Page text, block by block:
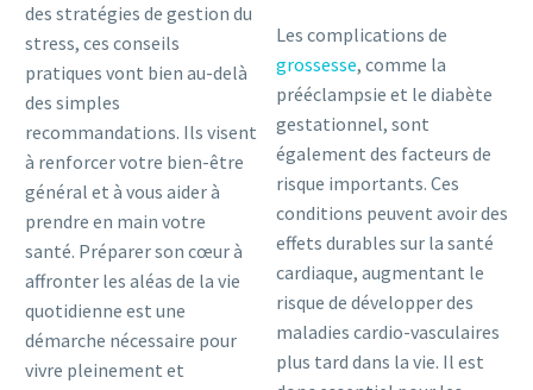
des stratégies de gestion du
stress, ces conseils
pratiques vont bien au-delà
des simples
recommandations. Ils visent
à renforcer votre bien-être
général et à vous aider à
prendre en main votre
santé. Préparer son cœur à
affronter les aléas de la vie
quotidienne est une
démarche nécessaire pour
vivre pleinement et
Les complications de
grossesse, comme la
prééclampsie et le diabète
gestationnel, sont
également des facteurs de
risque importants. Ces
conditions peuvent avoir des
effets durables sur la santé
cardiaque, augmentant le
risque de développer des
maladies cardio-vasculaires
plus tard dans la vie. Il est